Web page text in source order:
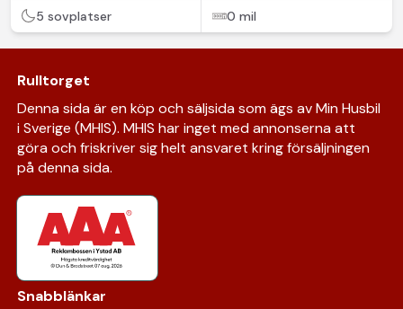
5 sovplatser 0 mil
Rulltorget
Denna sida är en köp och säljsida som ägs av Min Husbil
i Sverige (MHIS). MHIS har inget med annonserna att
göra och friskriver sig helt ansvaret kring försäljningen
på denna sida.
Snabblänkar